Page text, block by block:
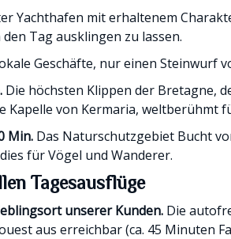
Yachthafen mit erhaltenem
Tag ausklingen zu lassen.
Geschäfte, nur einen Steinwurf
Die höchsten Klippen der Bretagne,
Kapelle von Kermaria, weltberühmt
Min. Das Naturschutzgebiet Bucht
für Vögel und Wanderer.
Tagesausflüge
unserer Kunden. Die
aus erreichbar (ca. 45 Minuten